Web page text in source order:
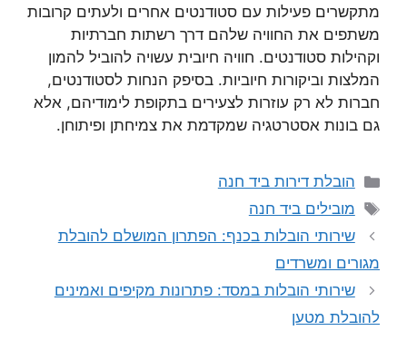
מתקשרים פעילות עם סטודנטים אחרים ולעתים קרובות
משתפים את החוויה שלהם דרך רשתות חברתיות
וקהילות סטודנטים. חוויה חיובית עשויה להוביל להמון
המלצות וביקורות חיוביות. בסיפק הנחות לסטודנטים,
חברות לא רק עוזרות לצעירים בתקופת לימודיהם, אלא
גם בונות אסטרטגיה שמקדמת את צמיחתן ופיתוחן.
קטגוריות
הובלת דירות ביד חנה
תגיות
מובילים ביד חנה
שירותי הובלות בכנף: הפתרון המושלם להובלת
מגורים ומשרדים
שירותי הובלות במסד: פתרונות מקיפים ואמינים
להובלת מטען